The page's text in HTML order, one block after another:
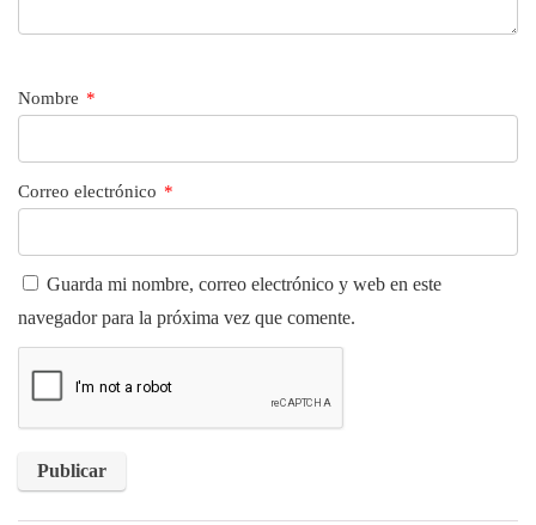
Nombre *
Correo electrónico *
Guarda mi nombre, correo electrónico y web en este
navegador para la próxima vez que comente.